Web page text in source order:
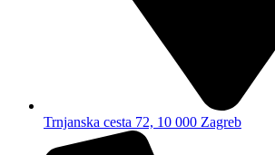
Trnjanska cesta 72, 10 000 Zagreb